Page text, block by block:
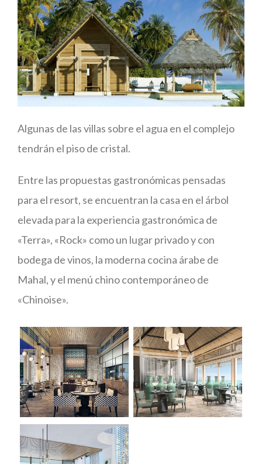
Algunas de las villas sobre el agua en el complejo
tendrán el piso de cristal.
Entre las propuestas gastronómicas pensadas
para el resort, se encuentran la casa en el árbol
elevada para la experiencia gastronómica de
«Terra», «Rock» como un lugar privado y con
bodega de vinos, la moderna cocina árabe de
Mahal, y el menú chino contemporáneo de
«Chinoise».